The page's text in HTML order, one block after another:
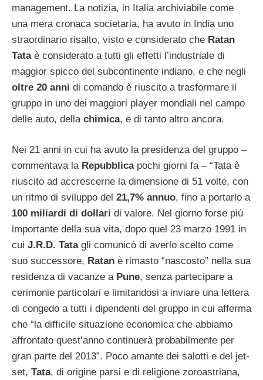
management. La notizia, in Italia archiviabile come
una mera cronaca societaria, ha avuto in India uno
straordinario risalto, visto e considerato che Ratan
Tataè considerato a tutti gli effetti l’industriale di
maggior spicco del subcontinente indiano, e che negli
oltre 20 anni di comando è riuscito a trasformare il
gruppo in uno dei maggiori player mondiali nel campo
delle auto, della chimica, e di tanto altro ancora.
Nei 21 anni in cui ha avuto la presidenza del gruppo –
commentava la Repubblicapochi giorni fa – “Tata è
riuscito ad accrescerne la dimensione di 51 volte, con
un ritmo di sviluppo del 21,7% annuo, fino a portarlo a
100 miliardi di dollari di valore. Nel giorno forse più
importante della sua vita, dopo quel 23 marzo 1991 in
cui J.R.D. Tatagli comunicò di averlo scelto come
suo successore, Ratan è rimasto “nascosto” nella sua
residenza di vacanze a Pune, senza partecipare a
cerimonie particolari e limitandosi a inviare una lettera
di congedo a tutti i dipendenti del gruppo in cui afferma
che “la difficile situazione economica che abbiamo
affrontato quest’anno continuerà probabilmente per
gran parte del 2013”. Poco amante dei salotti e del jet-
set, Tata, di origine parsi e di religione zoroastriana,